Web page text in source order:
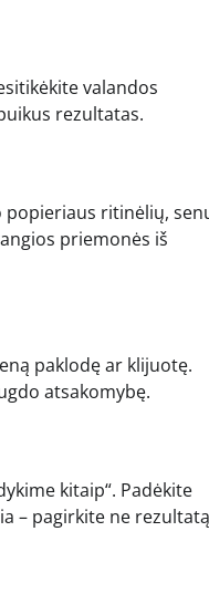
valandos
rezultatas.
popieriaus ritinėlių,
priemonės iš
paklodę ar klijuotę.
atsakomybę.
kitaip“. Padėkite
– pagirkite ne